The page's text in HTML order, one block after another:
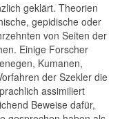
geklärt. Theorien
gepidische oder
von Seiten der
Einige Forscher
Kumanen,
der Szekler die
assimiliert
Beweise dafür,